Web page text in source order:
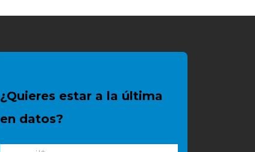
¿Quieres estar a la última
en datos?